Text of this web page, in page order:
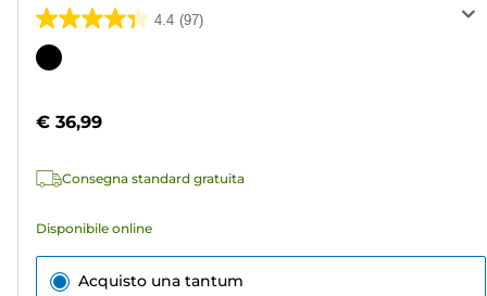
4.4 (97)
4.4
su
97
Cartuccia
€ 36,99
Consegna standard gratuita
Disponibile online
Acquisto una tantum